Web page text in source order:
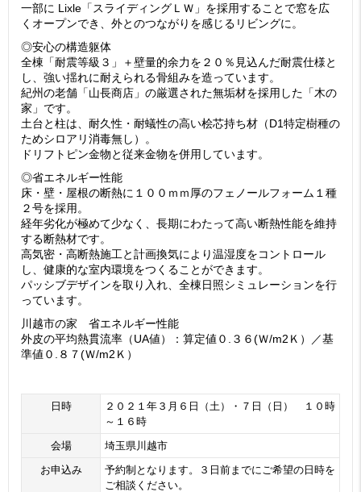
一部に Lixle「スライディングＬＷ」を採用することで窓を広
くオープンでき、外とのつながりを感じるリビングに。
◎安心の構造躯体
全棟「耐震等級３」＋壁量的余力を２０％見込んだ耐震仕様と
し、強い揺れに耐えられる骨組みを造っています。
紀州の老舗「山長商店」の厳選された無垢材を採用した「木の
家」です。
土台と柱は、耐久性・耐蟻性の高い桧芯持ち材（D1特定樹種の
ためシロアリ消毒無し）。
ドリフトピン金物と従来金物を併用しています。
◎省エネルギー性能
床・壁・屋根の断熱に１００ｍｍ厚のフェノールフォーム１種
２号を採用。
経年劣化が極めて少なく、長期にわたって高い断熱性能を維持
する断熱材です。
高気密・高断熱施工と計画換気により温湿度をコントロール
し、健康的な室内環境をつくることができます。
パッシブデザインを取り入れ、全棟日照シミュレーションを行
っています。
川越市の家 省エネルギー性能
外皮の平均熱貫流率（UA値）：算定値０.３６(Ｗ/m2Ｋ）／基
準値０.８７(Ｗ/m2Ｋ）
日時
２０２１年３月６日（土）・７日（日） １０時
～１６時
会場
埼玉県川越市
お申込み
予約制となります。３日前までにご希望の日時を
ご相談ください。